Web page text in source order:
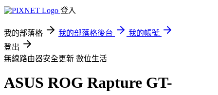
登入
我的部落格 我的部落格後台
我的帳號
登出
無線路由器安全更新 數位生活
ASUS ROG Rapture GT-